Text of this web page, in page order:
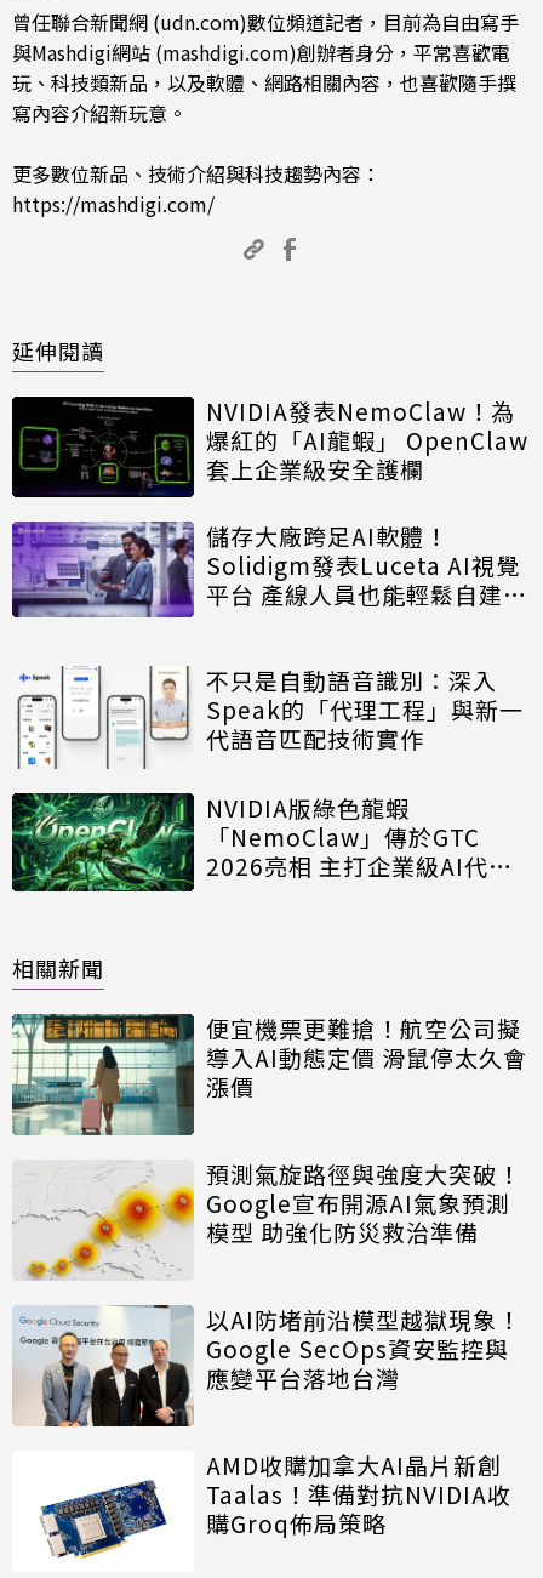
曾任聯合新聞網 (udn.com)數位頻道記者，目前為自由寫手
與Mashdigi網站 (mashdigi.com)創辦者身分，平常喜歡電
玩、科技類新品，以及軟體、網路相關內容，也喜歡隨手撰
寫內容介紹新玩意。
更多數位新品、技術介紹與科技趨勢內容：
https://mashdigi.com/
延伸閱讀
NVIDIA發表NemoClaw！為
爆紅的「AI龍蝦」 OpenClaw
套上企業級安全護欄
儲存大廠跨足AI軟體！
Solidigm發表Luceta AI視覺
平台 產線人員也能輕鬆自建檢
不只是自動語音識別：深入
Speak的「代理工程」與新一
代語音匹配技術實作
NVIDIA版綠色龍蝦
「NemoClaw」傳於GTC
2026亮相 主打企業級AI代理
相關新聞
便宜機票更難搶！航空公司擬
導入AI動態定價 滑鼠停太久會
漲價
預測氣旋路徑與強度大突破！
Google宣布開源AI氣象預測
模型 助強化防災救治準備
以AI防堵前沿模型越獄現象！
Google SecOps資安監控與
應變平台落地台灣
AMD收購加拿大AI晶片新創
Taalas！準備對抗NVIDIA收
購Groq佈局策略